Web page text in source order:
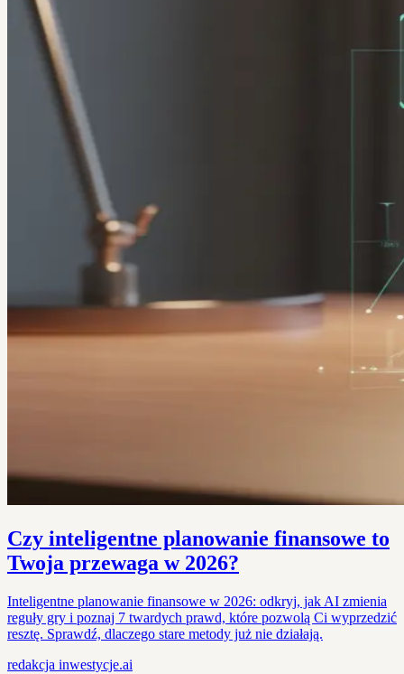
Czy inteligentne planowanie finansowe to
Twoja przewaga w 2026?
Inteligentne planowanie finansowe w 2026: odkryj, jak AI zmienia
reguły gry i poznaj 7 twardych prawd, które pozwolą Ci wyprzedzić
resztę. Sprawdź, dlaczego stare metody już nie działają.
redakcja inwestycje.ai